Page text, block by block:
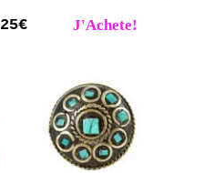
25€ J'Achete!